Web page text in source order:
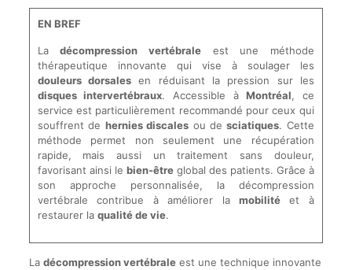
EN BREF
Ladécompression vertébrale est une méthode
thérapeutique innovante qui vise à soulager les
douleurs dorsales en réduisant la pression sur les
disques intervertébraux. Accessible àMontréal, ce
service est particulièrement recommandé pour ceux qui
souffrent de hernies discales ou desciatiques. Cette
méthode permet non seulement une récupération
rapide, mais aussi un traitement sans douleur,
favorisant ainsi le bien-êtreglobal des patients. Grâce à
son approche personnalisée, la décompression
vertébrale contribue à améliorer la mobilitéet à
restaurer la qualité de vie.
La décompression vertébraleest une technique innovante